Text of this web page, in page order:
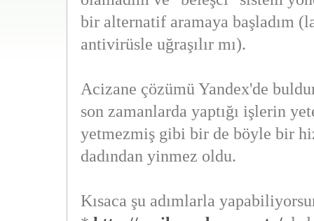
bir alternatif aramaya başladım
antivirüsle uğraşılır mı).
Acizane çözümü Yandex'de
son zamanlarda yaptığı işlerin
yetmezmiş gibi bir de böyle bir
dadından yinmez oldu.
Kısaca şu adımlarla